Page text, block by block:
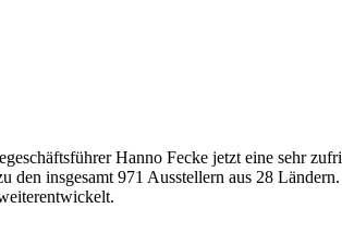
Hanno Fecke jetzt eine sehr
insgesamt 971 Ausstellern aus 28